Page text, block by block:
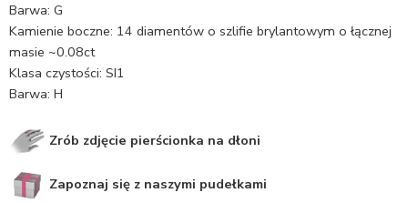
Barwa: G
Kamienie boczne: 14 diamentów o szlifie brylantowym o łącznej
masie ~0.08ct
Klasa czystości: SI1
Barwa: H
Zrób zdjęcie pierścionka na dłoni
Zapoznaj się z naszymi pudełkami